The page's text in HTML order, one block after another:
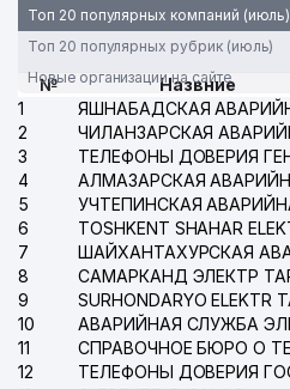
Топ 20 популярных компаний (июль)
Топ 20 популярных рубрик (июль)
Новые организации на сайте
№
Назвние
1
2
3
4
5
6
7
8
9
10
11
12